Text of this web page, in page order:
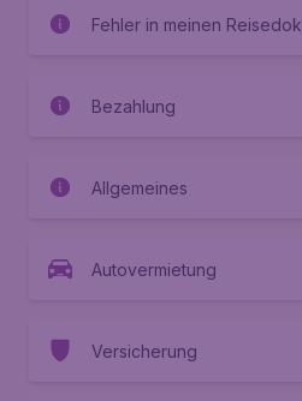
Fehler in meinen
Bezahlung
Allgemeines
Autovermietung
Versicherung